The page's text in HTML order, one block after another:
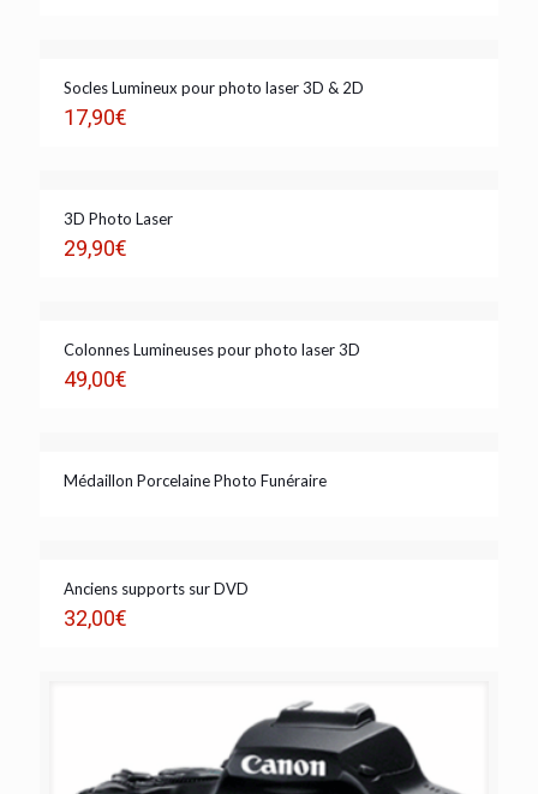
Socles Lumineux pour photo laser 3D & 2D
17,90€
3D Photo Laser
29,90€
Colonnes Lumineuses pour photo laser 3D
49,00€
Médaillon Porcelaine Photo Funéraire
Anciens supports sur DVD
32,00€